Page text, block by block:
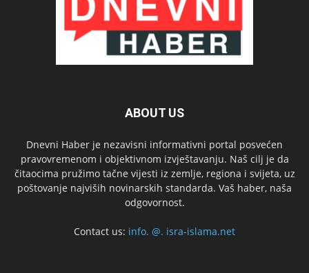
ABOUT US
Dnevni Haber je nezavisni informativni portal posvećen
pravovremenom i objektivnom izvještavanju. Naš cilj je da
čitaocima pružimo tačne vijesti iz zemlje, regiona i svijeta, uz
poštovanje najviših novinarskih standarda. Vaš haber, naša
odgovornost.
Contact us: info. @. isra-islama.net